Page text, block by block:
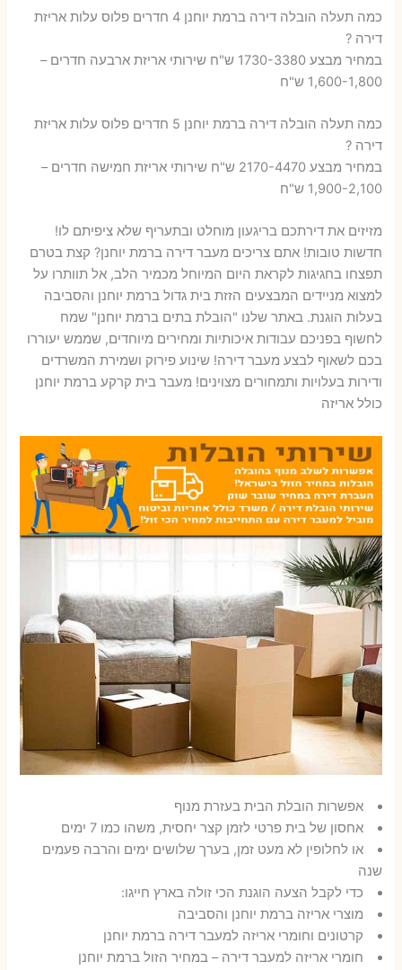
כמה תעלה הובלה דירה ברמת יוחנן 4 חדרים פלוס עלות אריזת
דירה ?
במחיר מבצע 1730-3380 ש"ח שירותי אריזת ארבעה חדרים –
1,600-1,800 ש"ח
כמה תעלה הובלה דירה ברמת יוחנן 5 חדרים פלוס עלות אריזת
דירה ?
במחיר מבצע 2170-4470 ש"ח שירותי אריזת חמישה חדרים –
1,900-2,100 ש"ח
מזיזים את דירתכם בריגעון מוחלט ובתעריף שלא ציפיתם לו!
חדשות טובות! אתם צריכים מעבר דירה ברמת יוחנן? קצת בטרם
תפצחו בחגיגות לקראת היום המיוחל מכמיר הלב, אל תוותרו על
למצוא מניידים המבצעים הזזת בית גדול ברמת יוחנן והסביבה
בעלות הוגנת. באתר שלנו "הובלת בתים ברמת יוחנן" שמח
לחשוף בפניכם עבודות איכותיות ומחירים מיוחדים, שממש יעוררו
בכם לשאוף לבצע מעבר דירה! שינוע פירוק ושמירת המשרדים
ודירות בעלויות ותמחורים מצוינים! מעבר בית קרקע ברמת יוחנן
כולל אריזה
אפשרות הובלת הבית בעזרת מנוף
אחסון של בית פרטי לזמן קצר יחסית, משהו כמו 7 ימים
או לחלופין לא מעט זמן, בערך שלושים ימים והרבה פעמים
שנה
כדי לקבל הצעה הוגנת הכי זולה בארץ חייגו:
מוצרי אריזה ברמת יוחנן והסביבה
קרטונים וחומרי אריזה למעבר דירה ברמת יוחנן
חומרי אריזה למעבר דירה – במחיר הזול ברמת יוחנן